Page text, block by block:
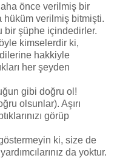
önce verilmiş bir
hüküm verilmiş bitmişti.
bir şüphe içindedirler.
kimselerdir ki,
hakkiyle
her şeyden
gibi doğru ol!
olsunlar). Aşırı
görüp
ki, size de
da yoktur.